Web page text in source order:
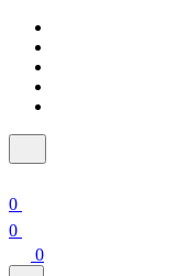
0
0
0